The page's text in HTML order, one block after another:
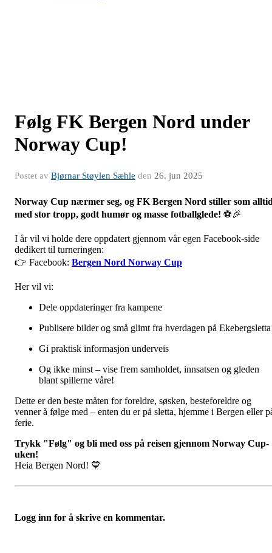
Følg FK Bergen Nord under
Norway Cup!
Postet av Bjørnar Støylen Sæhle den 26. jun 2025
Norway Cup nærmer seg, og FK Bergen Nord stiller som
med stor tropp, godt humør og masse fotballglede! ⚽🎉
I år vil vi holde dere oppdatert gjennom vår egen Facebook-side
dedikert til turneringen:
👉 Facebook: Bergen Nord Norway Cup
Her vil vi:
Dele oppdateringer fra kampene
Publisere bilder og små glimt fra hverdagen på Ekebergsletta
Gi praktisk informasjon underveis
Og ikke minst – vise frem samholdet, innsatsen og gleden
blant spillerne våre!
Dette er den beste måten for foreldre, søsken, besteforeldre og
venner å følge med – enten du er på sletta, hjemme i Bergen eller
ferie.
Trykk "Følg" og bli med oss på reisen gjennom Norway Cup-
uken!
Heia Bergen Nord! 💙
Logg inn for å skrive en kommentar.